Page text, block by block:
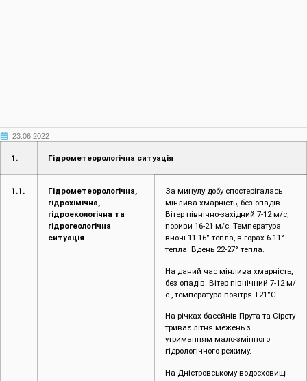
23.06.2022
1. Гідрометеорологічна ситуація
1.1.
Гідрометеорологічна,
гідрохімічна,
гідроекологічна та
гідрогеологічна
ситуація
За минулу добу спостерігалась
мінлива хмарність, без опадів.
Вітер північно-західний 7-12 м/с,
пориви 16-21 м/с. Температура
вночі 11-16° тепла, в горах 6-11°
тепла. Вдень 22-27° тепла.
На даний час мінлива хмарність,
без опадів. Вітер північний 7-12 м/
с., температура повітря +21°С.
На річках басейнів Прута та Сірету
триває літня межень з
утриманням мало-змінного
гідрологічного режиму.
На Дністровському водосховищі